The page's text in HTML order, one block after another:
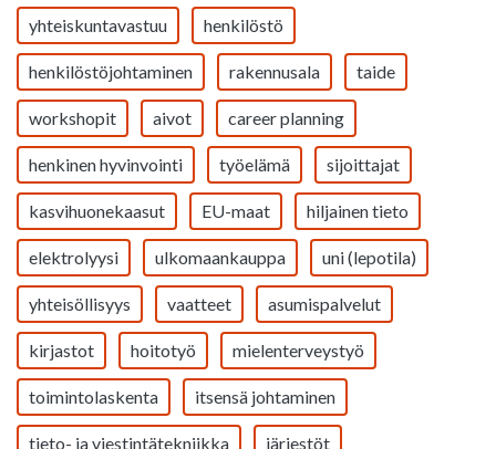
yhteiskuntavastuu henkilöstö
henkilöstöjohtaminen rakennusala taide
workshopit aivot career planning
henkinen hyvinvointi työelämä sijoittajat
kasvihuonekaasut EU-maat hiljainen tieto
elektrolyysi ulkomaankauppa uni (lepotila)
yhteisöllisyys vaatteet asumispalvelut
kirjastot hoitotyö mielenterveystyö
toimintolaskenta itsensä johtaminen
tieto- ja viestintätekniikka järjestöt